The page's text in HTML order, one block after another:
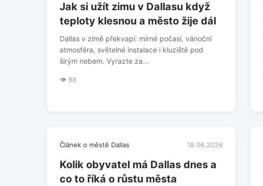
Jak si užít zimu v Dallasu když
teploty klesnou a město žije dál
Dallas v zimě překvapí: mírné počasí, vánoční
atmosféra, světelné instalace i kluziště pod
širým nebem. Vyrazte za...
👁️ 88
Článek o městě Dallas 18.06.2026
Kolik obyvatel má Dallas dnes a
co to říká o růstu města